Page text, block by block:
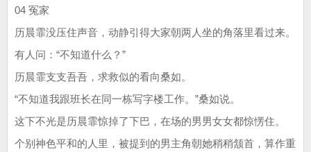
04 冤家
历晨霏没压住声音，动静引得大家朝两人坐的角落里看过来。
有人问：“不知道什么？”
历晨霏支支吾吾，求救似的看向桑如。
“不知道我跟班长在同一栋写字楼工作。”桑如说。
这下不光是历晨霏惊掉了下巴，在场的男男女女都惊愣住。
个别神色平和的人里，被提到的男主角朝她稍稍颔首，算作重